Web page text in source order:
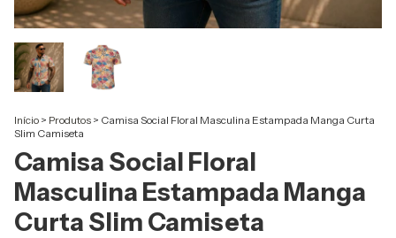
Início > Produtos > Camisa Social Floral Masculina Estampada Manga Curta
Slim Camiseta
Camisa Social Floral
Masculina Estampada Manga
Curta Slim Camiseta